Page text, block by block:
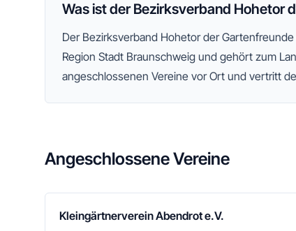
Was ist der Bezirksverband Hohetor
Der Bezirksverband Hohetor der Gartenfreunde
Region Stadt Braunschweig und gehört zum
angeschlossenen Vereine vor Ort und vertritt
Angeschlossene Vereine
Kleingärtnerverein Abendrot e.V.